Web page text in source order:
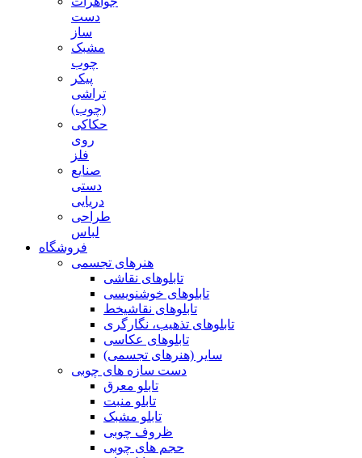
دست
ساز
مشبک
چوب
پیکر
تراشی
(چوب)
حکاکی
روی
فلز
صنایع
دستی
دریایی
طراحی
لباس
فروشگاه
هنرهای تجسمی
تابلوهای نقاشی
تابلوهای خوشنویسی
تابلوهای نقاشیخط
تابلوهای تذهیب، نگارگری
تابلوهای عکاسی
سایر (هنرهای تجسمی)
دست سازه های چوبی
تابلو معرق
تابلو منبت
تابلو مشبک
ظروف چوبی
حجم های چوبی